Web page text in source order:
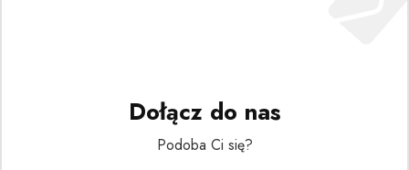
Dołącz do nas
Podoba Ci się?